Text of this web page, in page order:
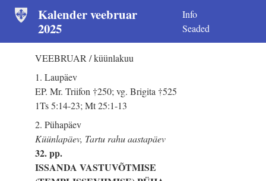
Kalender veebruar
2025
Info
Seaded
VEEBRUAR / küünlakuu
1. Laupäev
EP. Mr. Triifon †250; vg. Brigita †525
1Ts 5:14-23; Mt 25:1-13
2. Pühapäev
Küünlapäev, Tartu rahu aastapäev
32. pp.
ISSANDA VASTUVÕTMISE